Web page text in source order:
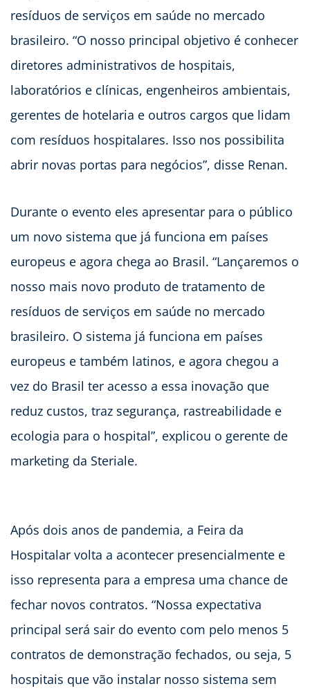
resíduos de serviços em saúde no mercado
brasileiro. “O nosso principal objetivo é conhecer
diretores administrativos de hospitais,
laboratórios e clínicas, engenheiros ambientais,
gerentes de hotelaria e outros cargos que lidam
com resíduos hospitalares. Isso nos possibilita
abrir novas portas para negócios”, disse Renan.
Durante o evento eles apresentar para o público
um novo sistema que já funciona em países
europeus e agora chega ao Brasil. “Lançaremos o
nosso mais novo produto de tratamento de
resíduos de serviços em saúde no mercado
brasileiro. O sistema já funciona em países
europeus e também latinos, e agora chegou a
vez do Brasil ter acesso a essa inovação que
reduz custos, traz segurança, rastreabilidade e
ecologia para o hospital”, explicou o gerente de
marketing da Steriale.
Após dois anos de pandemia, a Feira da
Hospitalar volta a acontecer presencialmente e
isso representa para a empresa uma chance de
fechar novos contratos. “Nossa expectativa
principal será sair do evento com pelo menos 5
contratos de demonstração fechados, ou seja, 5
hospitais que vão instalar nosso sistema sem